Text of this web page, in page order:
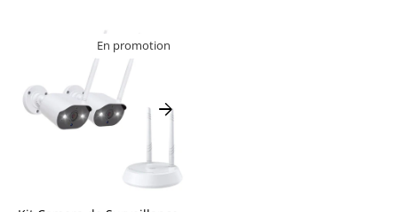
arrow_forward
En promotion